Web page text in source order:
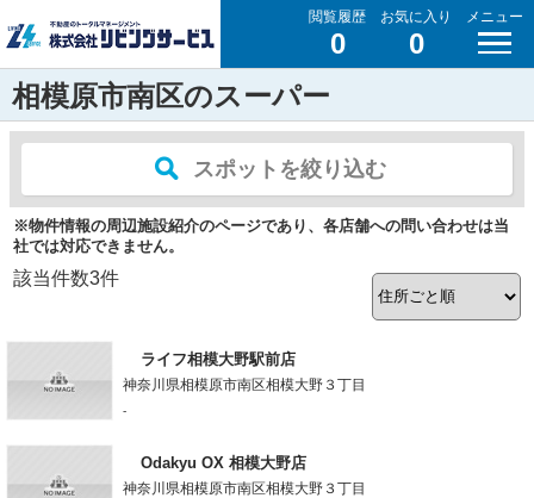
閲覧履歴
0
お気に入り
0
メニュー
相模原市南区のスーパー
スポットを絞り込む
※物件情報の周辺施設紹介のページであり、各店舗への問い合わせは当
社では対応できません。
該当件数3件
ライフ相模大野駅前店
神奈川県相模原市南区相模大野３丁目
-
Odakyu OX 相模大野店
神奈川県相模原市南区相模大野３丁目